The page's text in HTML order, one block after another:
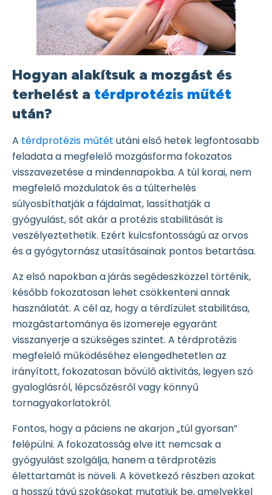
Hogyan alakítsuk a mozgást és
terhelést a térdprotézis műtét
után?
A térdprotézis műtét utáni első hetek legfontosabb
feladata a megfelelő mozgásforma fokozatos
visszavezetése a mindennapokba. A túl korai, nem
megfelelő mozdulatok és a túlterhelés
súlyosbíthatják a fájdalmat, lassíthatják a
gyógyulást, sőt akár a protézis stabilitását is
veszélyeztethetik. Ezért kulcsfontosságú az orvos
és a gyógytornász utasításainak pontos betartása.
Az első napokban a járás segédeszközzel történik,
később fokozatosan lehet csökkenteni annak
használatát. A cél az, hogy a térdízület stabilitása,
mozgástartománya és izomereje egyaránt
visszanyerje a szükséges szintet. A térdprotézis
megfelelő működéséhez elengedhetetlen az
irányított, fokozatosan bővülő aktivitás, legyen szó
gyaloglásról, lépcsőzésről vagy könnyű
tornagyakorlatokról.
Fontos, hogy a páciens ne akarjon „túl gyorsan”
felépülni. A fokozatosság elve itt nemcsak a
gyógyulást szolgálja, hanem a térdprotézis
élettartamát is növeli. A következő részben azokat
a hosszú távú szokásokat mutatjuk be, amelyekkel